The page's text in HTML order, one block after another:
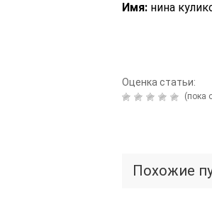
Имя: нина
Оценка статьи:
(пока
Похожие